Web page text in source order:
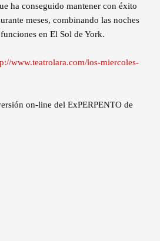
ha conseguido mantener con éxito
meses, combinando las noches
en El Sol de York.
www.teatrolara.com/los-miercoles-
on-line del ExPERPENTO de